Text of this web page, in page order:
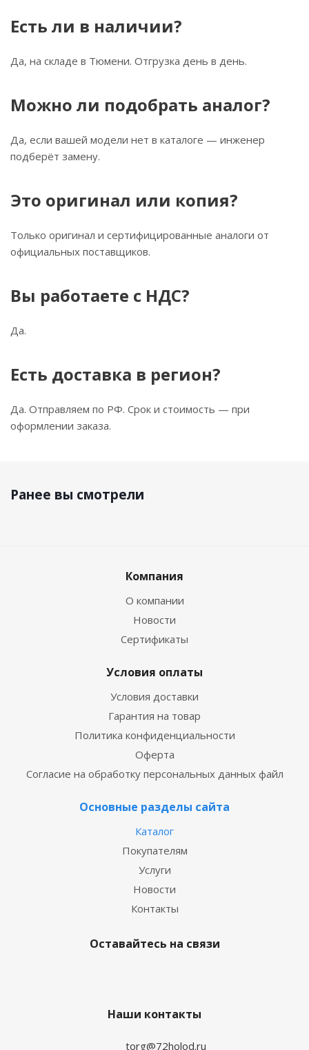
Есть ли в наличии?
Да, на складе в Тюмени. Отгрузка день в день.
Можно ли подобрать аналог?
Да, если вашей модели нет в каталоге — инженер
подберёт замену.
Это оригинал или копия?
Только оригинал и сертифицированные аналоги от
официальных поставщиков.
Вы работаете с НДС?
Да.
Есть доставка в регион?
Да. Отправляем по РФ. Срок и стоимость — при
оформлении заказа.
Ранее вы смотрели
Компания
О компании
Новости
Сертификаты
Условия оплаты
Условия доставки
Гарантия на товар
Политика конфиденциальности
Оферта
Согласие на обработку персональных данных файл
Основные разделы сайта
Каталог
Покупателям
Услуги
Новости
Контакты
Оставайтесь на связи
Наши контакты
torg@72holod.ru